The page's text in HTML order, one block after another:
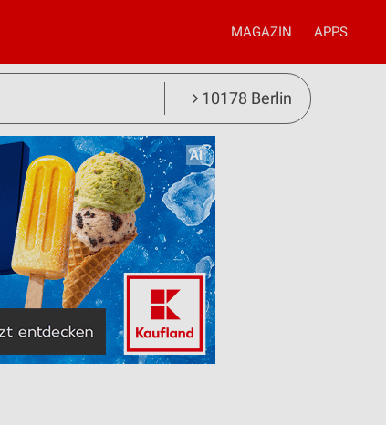
MAGAZIN APPS
10178 Berlin